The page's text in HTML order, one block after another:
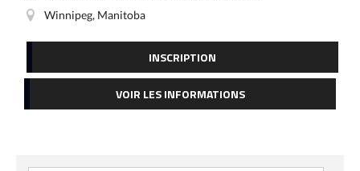
Winnipeg, Manitoba
INSCRIPTION
VOIR LES INFORMATIONS